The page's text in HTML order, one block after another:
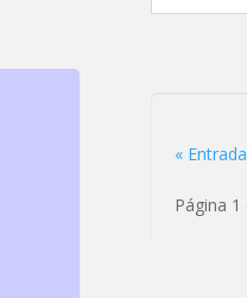
«
Página 1